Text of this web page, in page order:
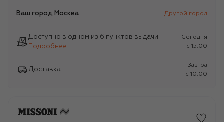
Ваш город Москва Другой город
Доступно в одном из 6 пунктов выдачи
Подробнее
Сегодня
c 15:00
Доставка
Завтра
c 10:00